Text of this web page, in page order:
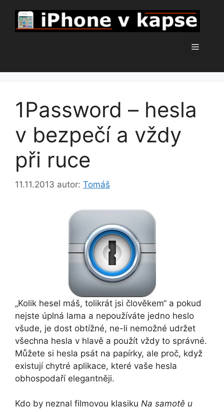
obsah
Menu
1Password – hesla
v bezpečí a vždy
při ruce
11.11.2013 autor: Tomáš
„Kolik hesel máš, tolikrát jsi člověkem“ a pokud
nejste úplná lama a nepoužíváte jedno heslo
všude, je dost obtížné, ne-li nemožné udržet
všechna hesla v hlavě a použít vždy to správné.
Můžete si hesla psát na papírky, ale proč, když
existují chytré aplikace, které vaše hesla
obhospodaří elegantněji.
Kdo by neznal filmovou klasiku Na samotě u